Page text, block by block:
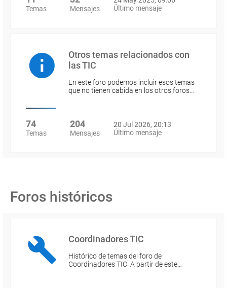
Temas Mensajes
Último mensaje
Otros temas relacionados con
las TIC
En este foro podemos incluir esos temas
que no tienen cabida en los otros foros…
74
Temas
204
Mensajes
20 Jul 2026, 20:13
Último mensaje
Foros históricos
Coordinadores TIC
Histórico de temas del foro de
Coordinadores TIC. A partir de este…